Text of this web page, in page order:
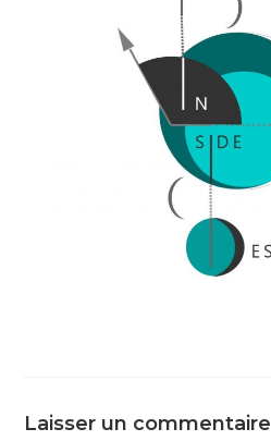
Laisser un commentaire